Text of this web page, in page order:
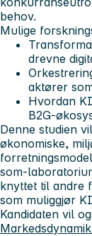
behov.
Mulige
drevne
aktører
Hvordan
B2G-
Denne studien
økonomiske,
som-
knyttet til andre
som muliggjør
Kandidaten vil